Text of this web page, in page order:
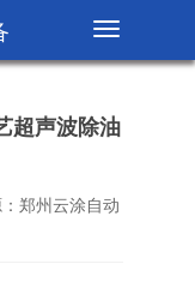
切
换
超声波除油
郑州云涂自动